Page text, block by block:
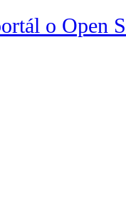
o Open